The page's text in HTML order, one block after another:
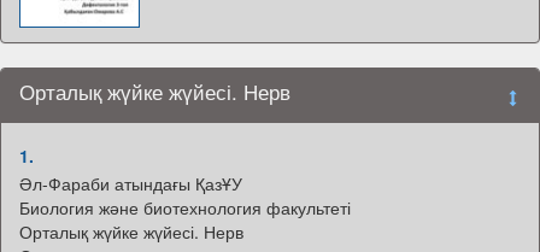
Орталық жүйке жүйесі. Нерв
1.
Әл-Фараби атындағы ҚазҰУ
Биология және биотехнология факультеті
Орталық жүйке жүйесі. Нерв